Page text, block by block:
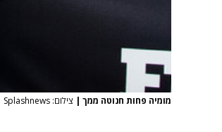
מומיה פחות חנוטה ממך | צילום: Splashnews